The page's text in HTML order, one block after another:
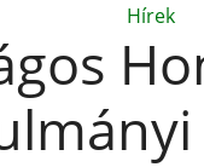
Hírek